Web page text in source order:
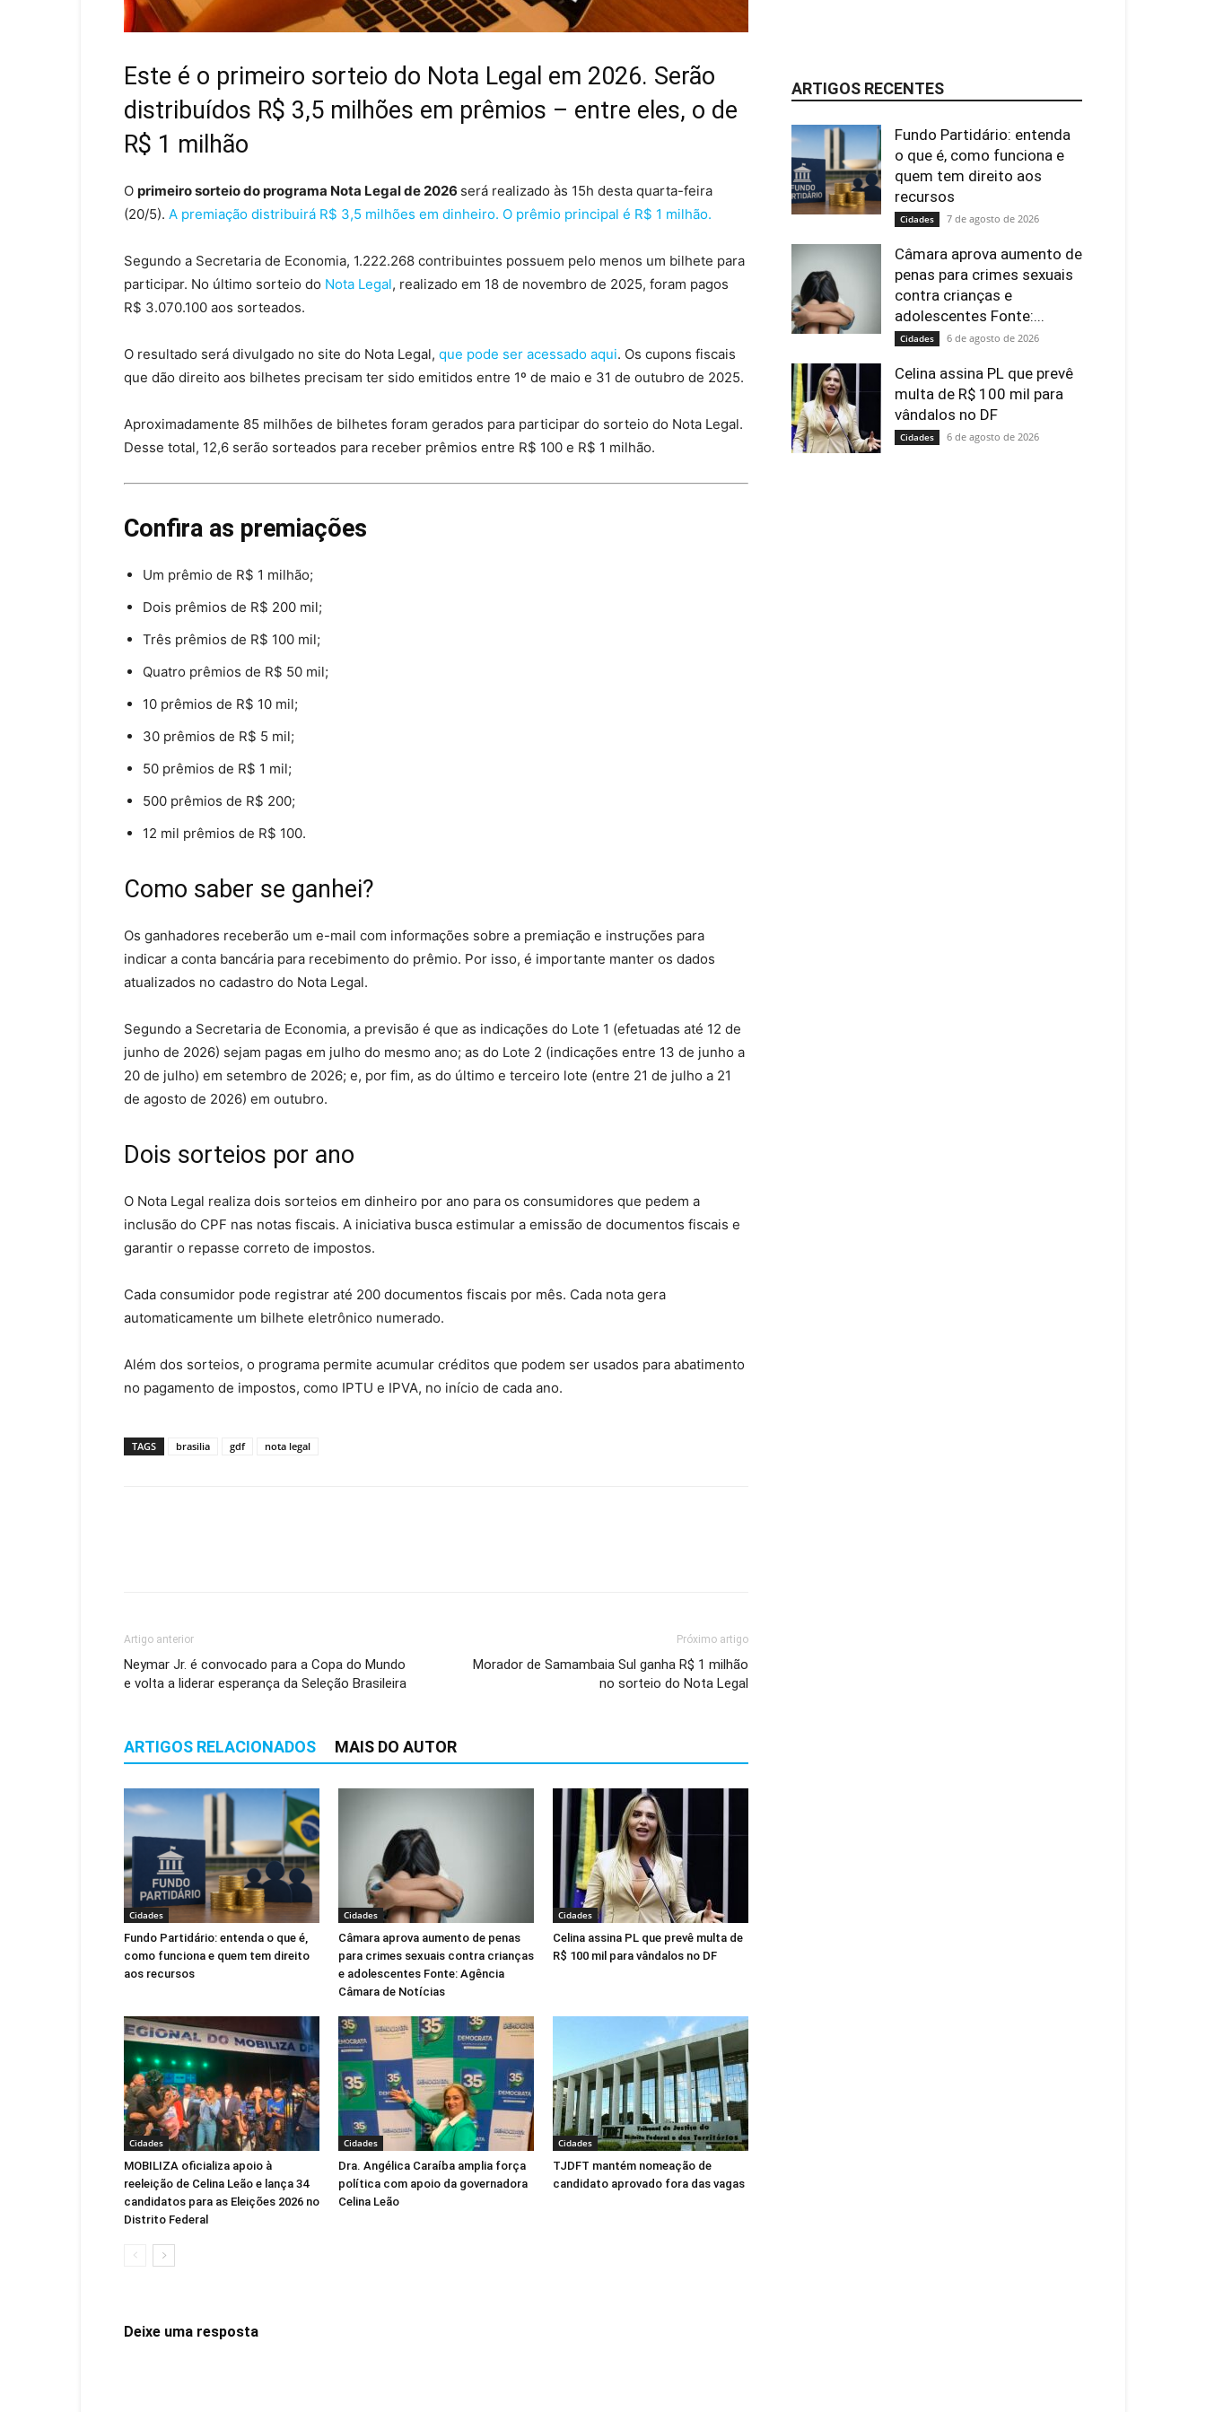
Este é o primeiro sorteio do Nota Legal em 2026. Serão
distribuídos R$ 3,5 milhões em prêmios – entre eles, o de
R$ 1 milhão
O primeiro sorteio do programa Nota Legal de 2026 será realizado às 15h desta quarta-feira
(20/5). A premiação distribuirá R$ 3,5 milhões em dinheiro. O prêmio principal é R$ 1 milhão.
Segundo a Secretaria de Economia, 1.222.268 contribuintes possuem pelo menos um bilhete para
participar. No último sorteio do Nota Legal, realizado em 18 de novembro de 2025, foram pagos
R$ 3.070.100 aos sorteados.
O resultado será divulgado no site do Nota Legal, que pode ser acessado aqui. Os cupons fiscais
que dão direito aos bilhetes precisam ter sido emitidos entre 1º de maio e 31 de outubro de 2025.
Aproximadamente 85 milhões de bilhetes foram gerados para participar do sorteio do Nota Legal.
Desse total, 12,6 serão sorteados para receber prêmios entre R$ 100 e R$ 1 milhão.
Confira as premiações
Um prêmio de R$ 1 milhão;
Dois prêmios de R$ 200 mil;
Três prêmios de R$ 100 mil;
Quatro prêmios de R$ 50 mil;
10 prêmios de R$ 10 mil;
30 prêmios de R$ 5 mil;
50 prêmios de R$ 1 mil;
500 prêmios de R$ 200;
12 mil prêmios de R$ 100.
Como saber se ganhei?
Os ganhadores receberão um e-mail com informações sobre a premiação e instruções para
indicar a conta bancária para recebimento do prêmio. Por isso, é importante manter os dados
atualizados no cadastro do Nota Legal.
Segundo a Secretaria de Economia, a previsão é que as indicações do Lote 1 (efetuadas até 12 de
junho de 2026) sejam pagas em julho do mesmo ano; as do Lote 2 (indicações entre 13 de junho a
20 de julho) em setembro de 2026; e, por fim, as do último e terceiro lote (entre 21 de julho a 21
de agosto de 2026) em outubro.
Dois sorteios por ano
O Nota Legal realiza dois sorteios em dinheiro por ano para os consumidores que pedem a
inclusão do CPF nas notas fiscais. A iniciativa busca estimular a emissão de documentos fiscais e
garantir o repasse correto de impostos.
Cada consumidor pode registrar até 200 documentos fiscais por mês. Cada nota gera
automaticamente um bilhete eletrônico numerado.
Além dos sorteios, o programa permite acumular créditos que podem ser usados para abatimento
no pagamento de impostos, como IPTU e IPVA, no início de cada ano.
TAGS brasilia gdf nota legal
Artigo anterior
Neymar Jr. é convocado para a Copa do Mundo
e volta a liderar esperança da Seleção Brasileira
Próximo artigo
Morador de Samambaia Sul ganha R$ 1 milhão
no sorteio do Nota Legal
ARTIGOS RELACIONADOS MAIS DO AUTOR
Cidades
Fundo Partidário: entenda o que é,
como funciona e quem tem direito
aos recursos
Cidades
Câmara aprova aumento de penas
para crimes sexuais contra crianças
e adolescentes Fonte: Agência
Câmara de Notícias
Cidades
Celina assina PL que prevê multa de
R$ 100 mil para vândalos no DF
Cidades
MOBILIZA oficializa apoio à
reeleição de Celina Leão e lança 34
candidatos para as Eleições 2026 no
Distrito Federal
Cidades
Dra. Angélica Caraíba amplia força
política com apoio da governadora
Celina Leão
Cidades
TJDFT mantém nomeação de
candidato aprovado fora das vagas
Deixe uma resposta
ARTIGOS RECENTES
Fundo Partidário: entenda
o que é, como funciona e
quem tem direito aos
recursos
Cidades 7 de agosto de 2026
Câmara aprova aumento de
penas para crimes sexuais
contra crianças e
adolescentes Fonte:...
Cidades 6 de agosto de 2026
Celina assina PL que prevê
multa de R$ 100 mil para
vândalos no DF
Cidades 6 de agosto de 2026